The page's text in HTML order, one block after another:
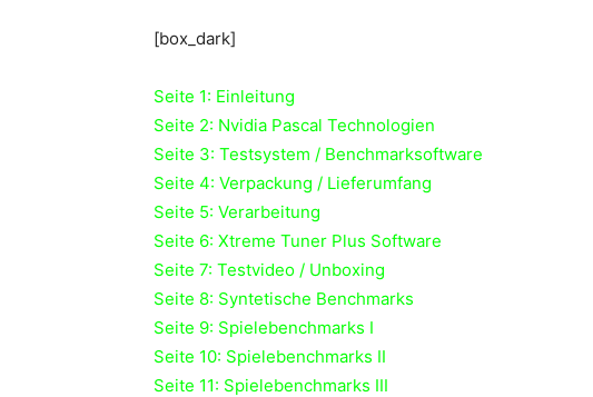
[box_dark]
Seite 1: Einleitung
Seite 2: Nvidia Pascal Technologien
Seite 3: Testsystem / Benchmarksoftware
Seite 4: Verpackung / Lieferumfang
Seite 5: Verarbeitung
Seite 6: Xtreme Tuner Plus Software
Seite 7: Testvideo / Unboxing
Seite 8: Syntetische Benchmarks
Seite 9: Spielebenchmarks I
Seite 10: Spielebenchmarks II
Seite 11: Spielebenchmarks III